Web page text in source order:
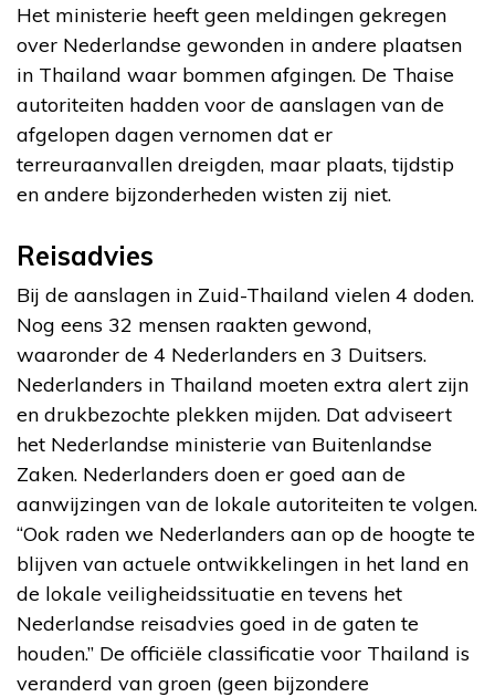
Het ministerie heeft geen meldingen gekregen
over Nederlandse gewonden in andere plaatsen
in Thailand waar bommen afgingen. De Thaise
autoriteiten hadden voor de aanslagen van de
afgelopen dagen vernomen dat er
terreuraanvallen dreigden, maar plaats, tijdstip
en andere bijzonderheden wisten zij niet.
Reisadvies
Bij de aanslagen in Zuid-Thailand vielen 4 doden.
Nog eens 32 mensen raakten gewond,
waaronder de 4 Nederlanders en 3 Duitsers.
Nederlanders in Thailand moeten extra alert zijn
en drukbezochte plekken mijden. Dat adviseert
het Nederlandse ministerie van Buitenlandse
Zaken. Nederlanders doen er goed aan de
aanwijzingen van de lokale autoriteiten te volgen.
“Ook raden we Nederlanders aan op de hoogte te
blijven van actuele ontwikkelingen in het land en
de lokale veiligheidssituatie en tevens het
Nederlandse reisadvies goed in de gaten te
houden.” De officiële classificatie voor Thailand is
veranderd van groen (geen bijzondere